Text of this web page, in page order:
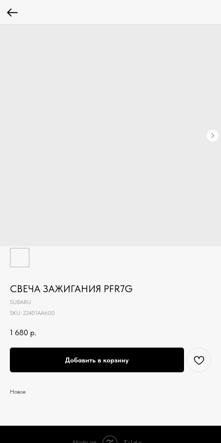
СВЕЧА ЗАЖИГАНИЯ PFR7G
SUBARU
SKU: 22401AA600
1 680 р.
Добавить в корзину
Новое